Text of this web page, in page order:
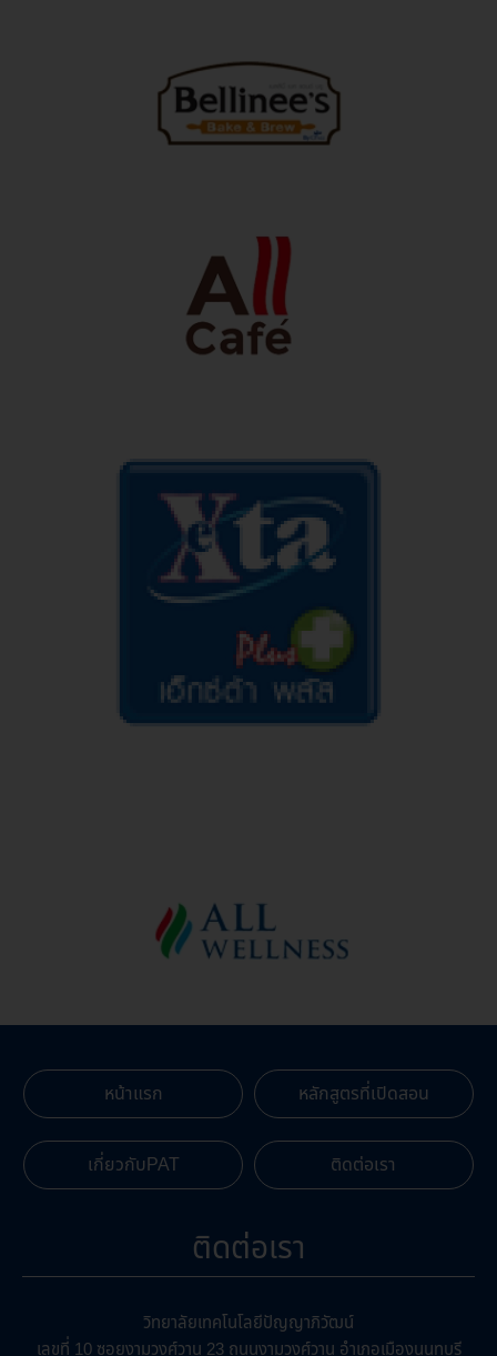
หน้าแรก หลักสูตรที่เปิดสอน
เกี่ยวกับPAT ติดต่อเรา
ติดต่อเรา
วิทยาลัยเทคโนโลยีปัญญาภิวัฒน์
เลขที่ 10 ซอยงามวงศ์วาน 23 ถนนงามวงศ์วาน อำเภอเมืองนนทบุรี